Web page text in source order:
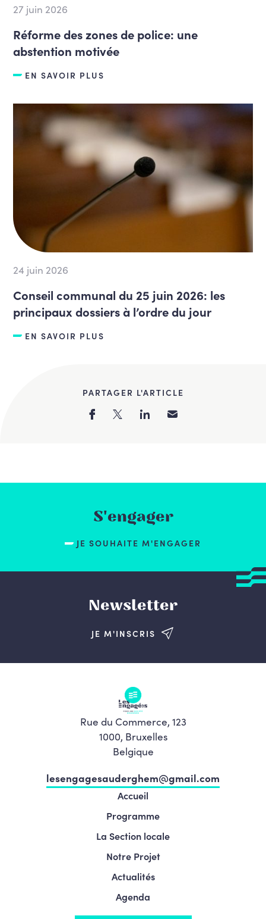
27 juin 2026
Réforme des zones de police: une
abstention motivée
EN SAVOIR PLUS
24 juin 2026
Conseil communal du 25 juin 2026: les
principaux dossiers à l’ordre du jour
EN SAVOIR PLUS
PARTAGER L'ARTICLE
S'engager
JE SOUHAITE M'ENGAGER
Newsletter
JE M'INSCRIS
Rue du Commerce, 123
1000, Bruxelles
Belgique
lesengagesauderghem@gmail.com
Accueil
Programme
La Section locale
Notre Projet
Actualités
Agenda